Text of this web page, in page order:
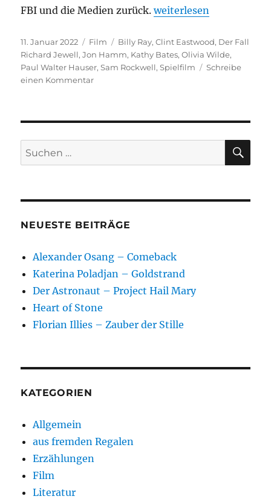
FBI und die Medien zurück.„Der Fall Richard
weiterlesen
Veröffentlicht
am
11. Januar 2022 Kategorien
Film Schlagwörter
Billy Ray,Clint Eastwood, Der Fall
Richard Jewell,Jon Hamm, Kathy Bates,Olivia Wilde,
Paul Walter Hauser,Sam Rockwell,Spielfilm
Schreibe
einen Kommentarzu
Suchen
nach:
NEUESTE BEITRÄGE
Alexander Osang – Comeback
Katerina Poladjan – Goldstrand
Der Astronaut – Project Hail Mary
Heart of Stone
Florian Illies – Zauber der Stille
KATEGORIEN
Allgemein
aus fremden Regalen
Erzählungen
Film
Literatur